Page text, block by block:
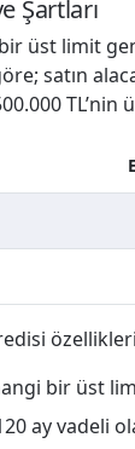
Şartları
üst limit
satın
bir üst
ay vadeli